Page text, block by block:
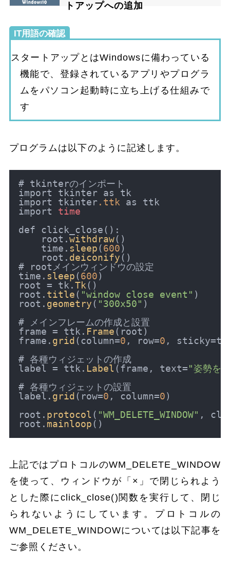
トアップへの追加
IT用語の確認
スタートアップとはWindowsに備わっている
機能で、登録されているアプリやプログラ
ムをパソコン起動時に立ち上げる仕組みで
す
プログラムは以下のように記述します。
# tkinterのインポート
import tkinter as tk
import tkinter .ttk as ttk
import time
def click_close():
    root.
withdraw()
    time.
sleep(600)
    root.
deiconify()
# rootメインウィンドウの設定
time. sleep(600)
root = tk.Tk()
root. title( "window close event" )
root. geometry( "300x50" )
# メインフレームの作成と設置
frame = ttk. Frame(root)
frame. grid(column=0 , row=0 ,
# 各種ウィジェットの作成
label = ttk. Label (frame, text="姿勢を
# 各種ウィジェットの設置
label. grid(row=0 , column=0)
root. protocol ( "WM_DELETE_WINDOW" ,
root. mainloop
上記ではプロトコルのWM_DELETE_WINDOW
を使って、ウィンドウが「×」で閉じられよう
とした際にclick_close()関数を実行して、閉じ
られないようにしています。プロトコルの
WM_DELETE_WINDOWについては以下記事を
ご参照ください。